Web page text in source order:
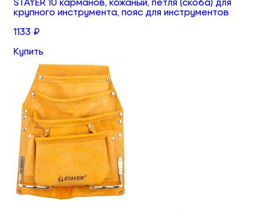
крупного инструмента, пояс для инструментов
1133 ₽
Купить